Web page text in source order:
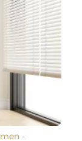
-